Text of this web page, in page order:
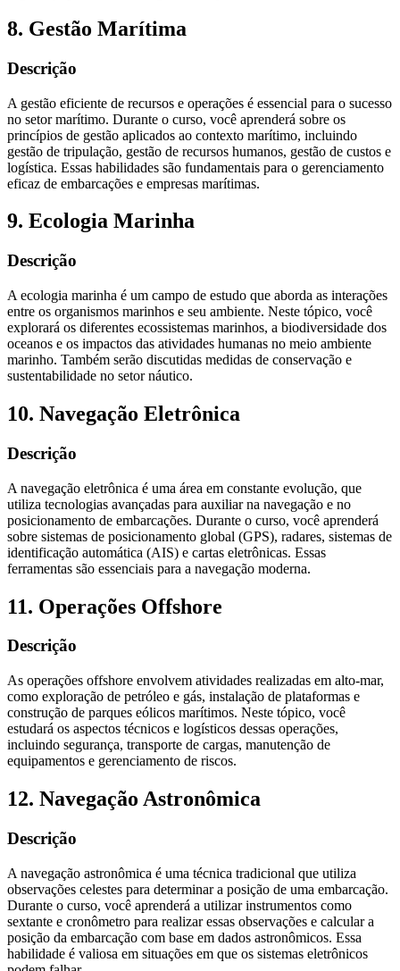
8. Gestão Marítima
Descrição
A gestão eficiente de recursos e operações é essencial para o sucesso
no setor marítimo. Durante o curso, você aprenderá sobre os
princípios de gestão aplicados ao contexto marítimo, incluindo
gestão de tripulação, gestão de recursos humanos, gestão de custos e
logística. Essas habilidades são fundamentais para o gerenciamento
eficaz de embarcações e empresas marítimas.
9. Ecologia Marinha
Descrição
A ecologia marinha é um campo de estudo que aborda as interações
entre os organismos marinhos e seu ambiente. Neste tópico, você
explorará os diferentes ecossistemas marinhos, a biodiversidade dos
oceanos e os impactos das atividades humanas no meio ambiente
marinho. Também serão discutidas medidas de conservação e
sustentabilidade no setor náutico.
10. Navegação Eletrônica
Descrição
A navegação eletrônica é uma área em constante evolução, que
utiliza tecnologias avançadas para auxiliar na navegação e no
posicionamento de embarcações. Durante o curso, você aprenderá
sobre sistemas de posicionamento global (GPS), radares, sistemas de
identificação automática (AIS) e cartas eletrônicas. Essas
ferramentas são essenciais para a navegação moderna.
11. Operações Offshore
Descrição
As operações offshore envolvem atividades realizadas em alto-mar,
como exploração de petróleo e gás, instalação de plataformas e
construção de parques eólicos marítimos. Neste tópico, você
estudará os aspectos técnicos e logísticos dessas operações,
incluindo segurança, transporte de cargas, manutenção de
equipamentos e gerenciamento de riscos.
12. Navegação Astronômica
Descrição
A navegação astronômica é uma técnica tradicional que utiliza
observações celestes para determinar a posição de uma embarcação.
Durante o curso, você aprenderá a utilizar instrumentos como
sextante e cronômetro para realizar essas observações e calcular a
posição da embarcação com base em dados astronômicos. Essa
habilidade é valiosa em situações em que os sistemas eletrônicos